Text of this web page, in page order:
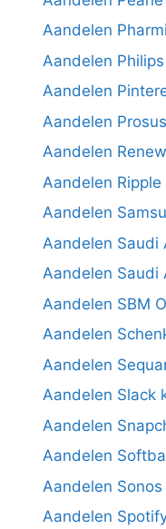
Aandelen
Aandelen
Aandelen
Aandelen
Aandelen
Aandelen Ripple
Aandelen
Aandelen Saudi
Aandelen Saudi
Aandelen SBM
Aandelen
Aandelen
Aandelen Slack
Aandelen
Aandelen
Aandelen Sonos
Aandelen